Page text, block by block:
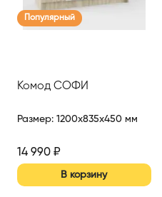
Популярный
Комод СОФИ
Размер: 1200x835x450 мм
14 990 ₽
В корзину